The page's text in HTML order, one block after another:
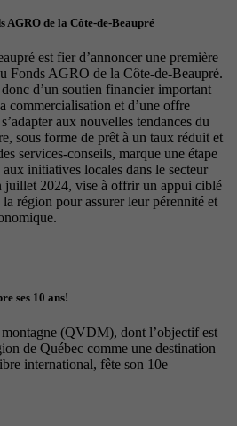
de la Côte-de-Beaupré
est fier d’annoncer une première
Fonds AGRO de la Côte-de-Beaupré.
d’un soutien financier important
commercialisation et d’une offre
aux nouvelles tendances du
sous forme de prêt à un taux réduit et
services-conseils, marque une étape
initiatives locales dans le secteur
juillet 2024, vise à offrir un appui ciblé
région pour assurer leur pérennité et
ses 10 ans!
(QVDM), dont l’objectif est
de Québec comme une destination
international, fête son 10e